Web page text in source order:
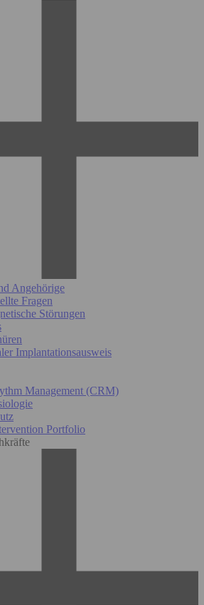
Angehörige
Fragen
Störungen
Implantationsausweis
Management (CRM)
Portfolio